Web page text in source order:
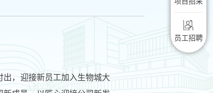
员工招聘
，迎接新员工加入生物城大